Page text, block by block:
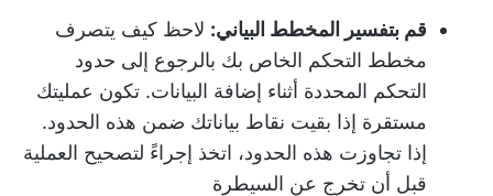
قم بتفسير المخطط البياني: لاحظ كيف يتصرف
مخطط التحكم الخاص بك بالرجوع إلى حدود
التحكم المحددة أثناء إضافة البيانات. تكون عمليتك
مستقرة إذا بقيت نقاط بياناتك ضمن هذه الحدود.
إذا تجاوزت هذه الحدود، اتخذ إجراءً لتصحيح العملية
قبل أن تخرج عن السيطرة